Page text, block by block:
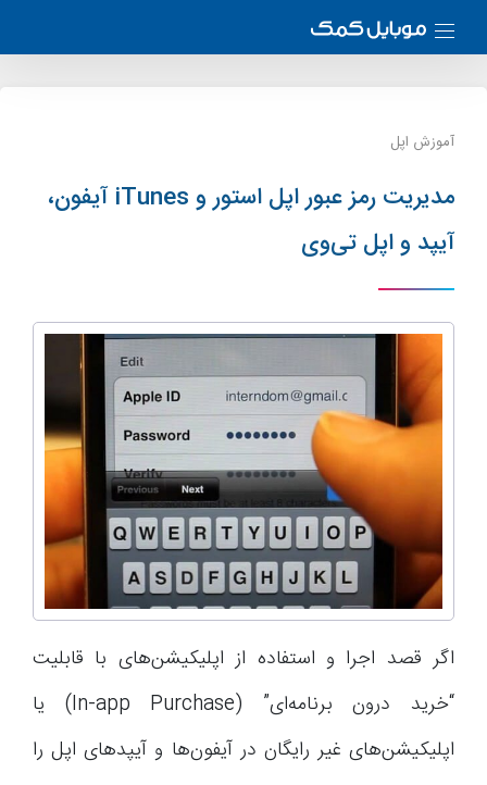
آموزش اپل
مدیریت رمز عبور اپل استور و iTunes آیفون‌،
آیپد و اپل تی‌وی
اگر قصد اجرا و استفاده از اپلیکیشن‌های با قابلیت
“خرید درون برنامه‌ای” (In-app Purchase) یا
اپلیکیشن‌های غیر رایگان در آیفون‌ها و آیپدهای اپل را